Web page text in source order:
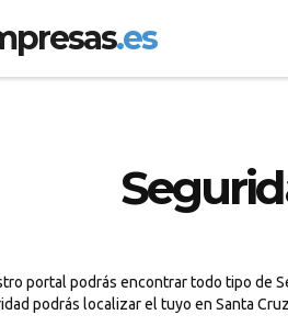
.es
portal podrás encontrar todo tipo de
podrás localizar el tuyo en Santa